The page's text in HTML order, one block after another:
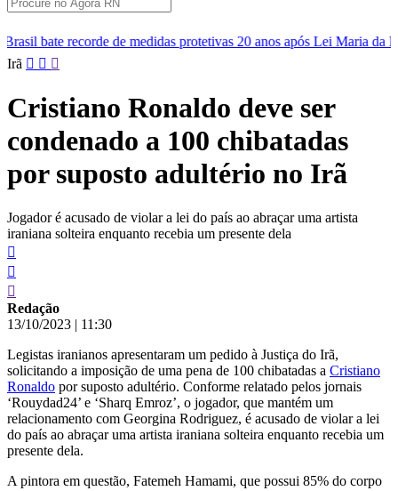
medidas protetivas 20 anos após Lei Maria da Penha
ABC
Pular
conteúdo
Irã
Cristiano Ronaldo deve ser
condenado a 100 chibatadas
por suposto adultério no Irã
Jogador é acusado de violar a lei do país ao abraçar uma artista
iraniana solteira enquanto recebia um presente dela
Redação
13/10/2023 | 11:30
Legistas iranianos apresentaram um pedido à Justiça do Irã,
solicitando a imposição de uma pena de 100 chibatadas a Cristiano
Ronaldo por suposto adultério. Conforme relatado pelos jornais
‘Rouydad24’ e ‘Sharq Emroz’, o jogador, que mantém um
relacionamento com Georgina Rodriguez, é acusado de violar a lei
do país ao abraçar uma artista iraniana solteira enquanto recebia um
presente dela.
A pintora em questão, Fatemeh Hamami, que possui 85% do corpo